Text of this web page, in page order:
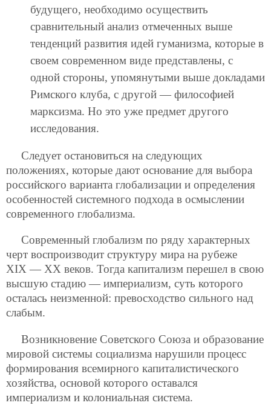
будущего, необходимо осуществить
сравнительный анализ отмеченных выше
тенденций развития идей гуманизма, которые в
своем современном виде представлены, с
одной стороны, упомянутыми выше докладами
Римского клуба, с другой — философией
марксизма. Но это уже предмет другого
исследования.
Следует остановиться на следующих
положениях, которые дают основание для выбора
российского варианта глобализации и определения
особенностей системного подхода в осмыслении
современного глобализма.
Современный глобализм по ряду характерных
черт воспроизводит структуру мира на рубеже
XIX — XX веков. Тогда капитализм перешел в свою
высшую стадию — империализм, суть которого
осталась неизменной: превосходство сильного над
слабым.
Возникновение Советского Союза и образование
мировой системы социализма нарушили процесс
формирования всемирного капиталистического
хозяйства, основой которого оставался
империализм и колониальная система.